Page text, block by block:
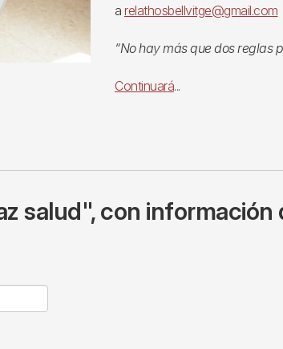
a relathosbellvitge@gmail.com
“No hay más que dos reglas
Continuará...
salud", con información